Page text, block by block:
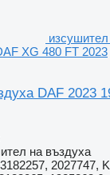
XG 480 FT 2023
DAF 2023
на въздуха
2027747,